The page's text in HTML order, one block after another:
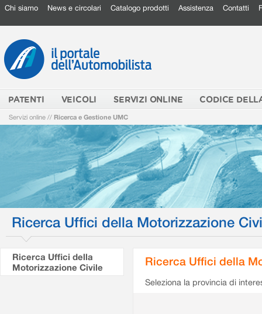
Chi siamo News e circolari Catalogo prodotti Assistenza Contatti
PATENTI VEICOLI SERVIZI ONLINE CODICE
Servizi online // Ricerca e Gestione UMC
Ricerca Uffici della Motorizzazione
Ricerca Uffici della
Motorizzazione Civile
Ricerca Uffici della
Seleziona la provincia di